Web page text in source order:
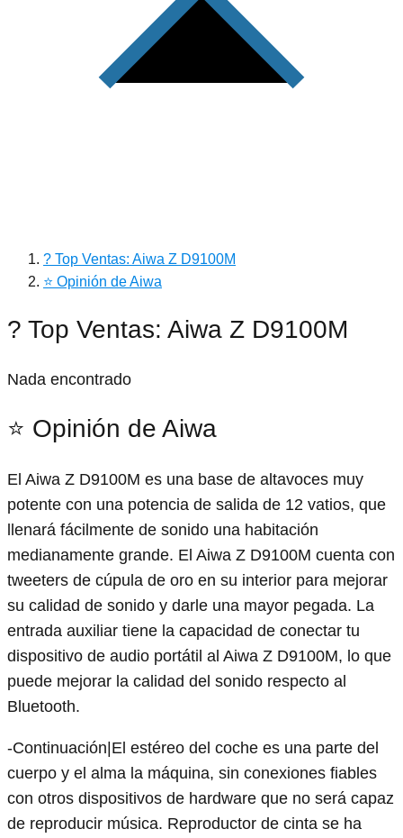
? Top Ventas: Aiwa Z D9100M
⭐ Opinión de Aiwa
? Top Ventas: Aiwa Z D9100M
Nada encontrado
⭐ Opinión de Aiwa
El Aiwa Z D9100M es una base de altavoces muy
potente con una potencia de salida de 12 vatios, que
llenará fácilmente de sonido una habitación
medianamente grande. El Aiwa Z D9100M cuenta con
tweeters de cúpula de oro en su interior para mejorar
su calidad de sonido y darle una mayor pegada. La
entrada auxiliar tiene la capacidad de conectar tu
dispositivo de audio portátil al Aiwa Z D9100M, lo que
puede mejorar la calidad del sonido respecto al
Bluetooth.
-Continuación|El estéreo del coche es una parte del
cuerpo y el alma la máquina, sin conexiones fiables
con otros dispositivos de hardware que no será capaz
de reproducir música. Reproductor de cinta se ha